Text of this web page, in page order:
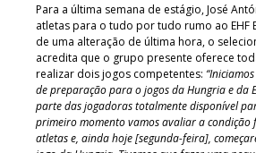
Para a última semana de estágio, José
atletas para o tudo por tudo rumo ao EHF
de uma alteração de última hora, o
acredita que o grupo presente oferece
realizar dois jogos competentes:
de preparação para o jogos da Hungria e da
parte das jogadoras totalmente disponível
primeiro momento vamos avaliar a condição
atletas e, ainda hoje [segunda-feira],